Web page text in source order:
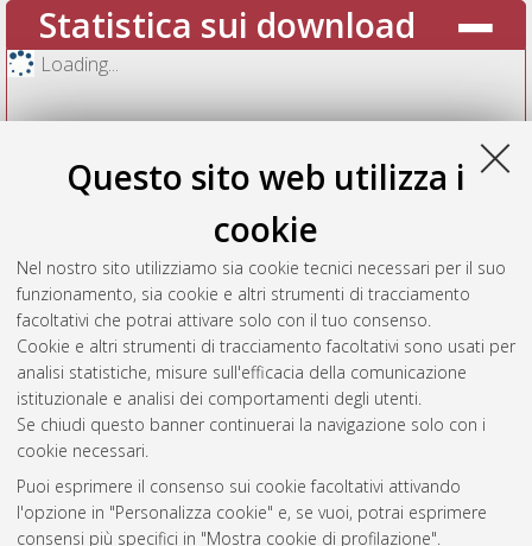
Questo sito web utilizza i
cookie
Nel nostro sito utilizziamo sia cookie tecnici necessari per il suo
funzionamento, sia cookie e altri strumenti di tracciamento
facoltativi che potrai attivare solo con il tuo consenso.
Cookie e altri strumenti di tracciamento facoltativi sono usati per
analisi statistiche, misure sull'efficacia della comunicazione
istituzionale e analisi dei comportamenti degli utenti.
Se chiudi questo banner continuerai la navigazione solo con i
cookie necessari.
Puoi esprimere il consenso sui cookie facoltativi attivando
l'opzione in "Personalizza cookie" e, se vuoi, potrai esprimere
consensi più specifici in "Mostra cookie di profilazione".
Statistica sui download
Loading...
Vedi altre statistiche
Gestione del documento:
Atom
AMS Acta
ISSN: 2038-7954